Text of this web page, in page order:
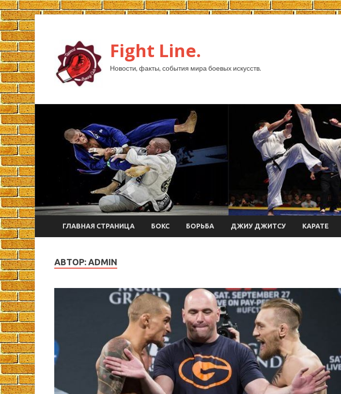
Fight Line.
Новости, факты, события мира боевых искусств.
ГЛАВНАЯ СТРАНИЦА БОКС БОРЬБА ДЖИУ ДЖИТСУ КАРАТЕ
АВТОР: ADMIN